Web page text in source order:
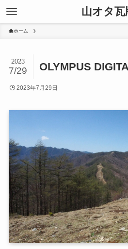
山オタ瓦
ホーム
OLYMPUS
2023
7/29
2023年7月29日